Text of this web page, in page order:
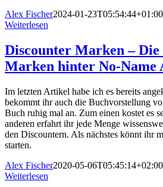
Alex Fischer2024-01-23T05:54:44+01:00
Weiterlesen
Discounter Marken – Die
Marken hinter No-Name
Im letzten Artikel habe ich es bereits
bekommt ihr auch die Buchvorstellung
Buch ruhig mal an. Zum einen kostet es
anderen erfahrt ihr jede Menge
den Discountern. Als nächstes könnt ihr
starten.
Alex Fischer2020-05-06T05:45:14+02:00
Weiterlesen